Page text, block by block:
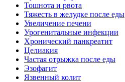
Тошнота и рвота
Тяжесть в желудке после еды
Увеличение печени
Урогенитальные инфекции
Хронический панкреатит
Целиакия
Частая отрыжка после еды
Эзофагит
Язвенный колит